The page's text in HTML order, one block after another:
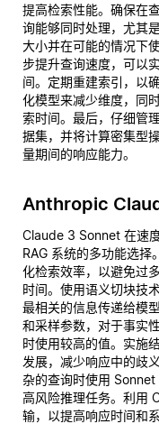
提高检索性能。确保在
询能够同时处理，尤其
大小并在可能的情况下
步提升查询速度，可以
间。定期重建索引，以
化模型来减少维度，同
索时间。最后，仔细管
据集，并将计算密集型
量期间的响应能力。
Anthropic
Claude 3 Sonnet 在速
RAG 系统的多功能选
化检索效率，以避免过
时间。使用语义切块技
最相关的信息传递给模
和采样参数，对于事实
时使用较高的值。实施
发展，减少响应中的歧
杂的查询时使用
高风险推理任务。利用
输，以提高响应时间和系